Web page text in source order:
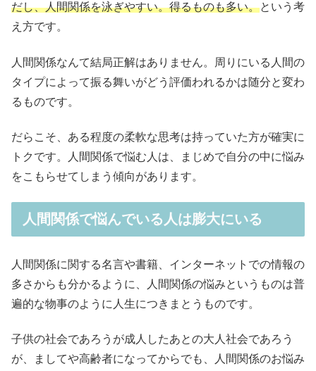
だし、人間関係を泳ぎやすい。得るものも多い。という考
え方です。
人間関係なんて結局正解はありません。周りにいる人間の
タイプによって振る舞いがどう評価われるかは随分と変わ
るものです。
だらこそ、ある程度の柔軟な思考は持っていた方が確実に
トクです。人間関係で悩む人は、まじめで自分の中に悩み
をこもらせてしまう傾向があります。
人間関係で悩んでいる人は膨大にいる
人間関係に関する名言や書籍、インターネットでの情報の
多さからも分かるように、人間関係の悩みというものは普
遍的な物事のように人生につきまとうものです。
子供の社会であろうが成人したあとの大人社会であろう
が、ましてや高齢者になってからでも、人間関係のお悩み